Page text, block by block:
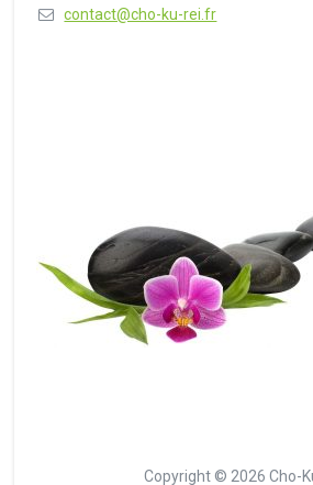
contact@cho-ku-rei.fr
Copyright © 2026 Cho-